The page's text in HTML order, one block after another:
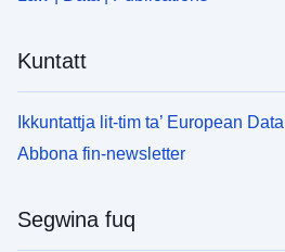
Kuntatt
Ikkuntattja lit-tim ta’ European
Abbona fin-newsletter
Segwina fuq